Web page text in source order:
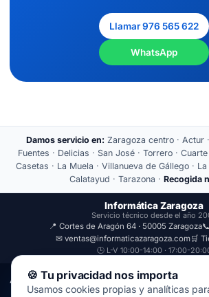
Llamar 976 565 622
WhatsApp
Damos servicio en: Zaragoza centro · Actur
Fuentes · Delicias · San José · Torrero ·
Casetas · La Muela · Villanueva de Gállego ·
Calatayud · Tarazona · Recogida
Informática Zaragoza
Servicio técnico desde el año
📍 Cortes de Aragón 64 · 50005 Zaragoza
✉ ventas@informaticazaragoza.com🛒
🕒 L-V 10:00-14:00 · 17:00-
Aviso Legal
Política de Privacidad
© 2000-2026 · Javal Informática S.L. · Tienda
🍪 Tu privacidad nos importa
Usamos cookies propias y analíticas